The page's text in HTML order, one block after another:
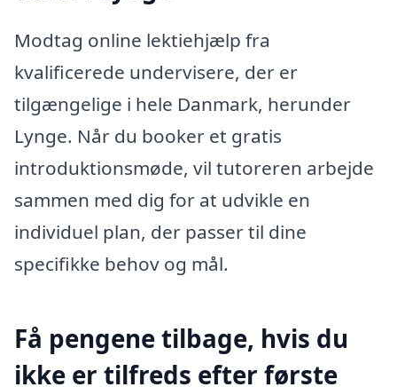
Modtag online lektiehjælp fra
kvalificerede undervisere, der er
tilgængelige i hele Danmark, herunder
Lynge. Når du booker et gratis
introduktionsmøde, vil tutoreren arbejde
sammen med dig for at udvikle en
individuel plan, der passer til dine
specifikke behov og mål.
Få pengene tilbage, hvis du
ikke er tilfreds efter første